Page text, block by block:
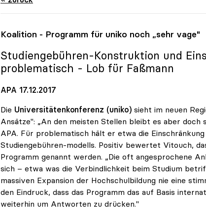
Koalition - Programm für uniko noch „sehr vage"
Studiengebühren-Konstruktion und
problematisch - Lob für Faßmann
APA 17.12.2017
Die Universitätenkonferenz (uniko) sieht im neuen
Ansätze": „An den meisten Stellen bleibt es aber doch
APA. Für problematisch hält er etwa die
Studiengebühren-modells. Positiv bewertet Vitouch,
Programm genannt werden. „Die oft angesprochene
sich – etwa was die Verbindlichkeit beim Studium
massiven Expansion der Hochschulbildung nie eine
den Eindruck, dass das Programm das auf Basis
weiterhin um Antworten zu drücken."